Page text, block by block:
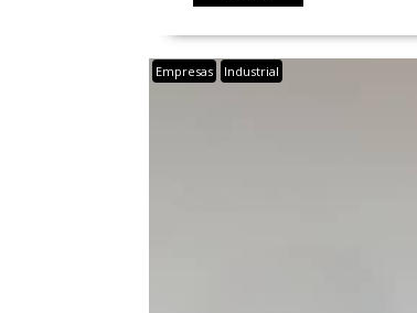
Empresas Industrial